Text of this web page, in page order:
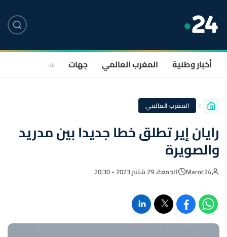
أخبار وطنية المغرب العالمي جهات سياسة
المغرب العالمي
رايان إير تطلق خطا جديدا بين مدريد
والصويرة
Maroc24 الجمعة، 29 شتنبر 2023 - 20:30